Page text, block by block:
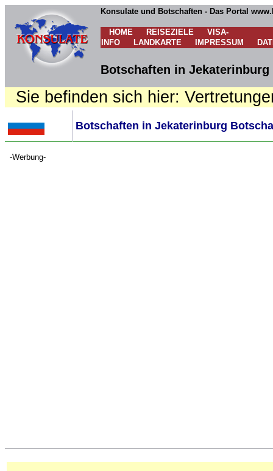
Konsulate und Botschaften - Das Portal
HOME REISEZIELE
VISA-
INFO
LANDKARTE IMPRESSUM
Botschaften in
Sie befinden sich hier:
Botschaften in Jekaterinburg
-Werbung-